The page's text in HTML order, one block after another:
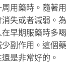
用藥時。隨著用
失或者減弱。為
早期服藥時多喝
副作用。這個藥
是非常好的。